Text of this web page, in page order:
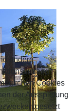
andere
Cookies
der Ausspielung
gesetzt